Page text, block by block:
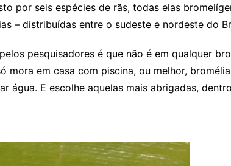
por seis espécies de rãs, todas elas
– distribuídas entre o sudeste e nordeste do
pesquisadores é que não é em qualquer
mora em casa com piscina, ou melhor,
água. E escolhe aquelas mais abrigadas,